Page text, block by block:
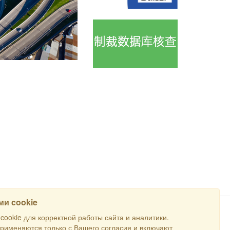
cookie
для корректной работы сайта и аналитики.
только с Вашего согласия и включают
搜寻